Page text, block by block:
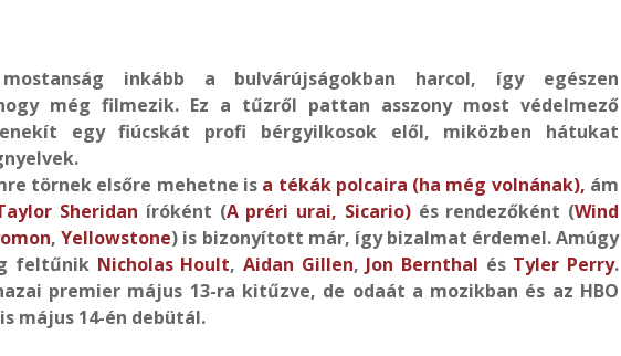
inkább a bulvárújságokban harcol, így egészen
még filmezik. Ez a tűzről pattan asszony most védelmező
egy fiúcskát profi bérgyilkosok elől, miközben hátukat
törnek elsőre mehetne is a tékák polcaira (ha még volnának), ám
Sheridan íróként (A préri urai, Sicario)és rendezőként (Wind
,Yellowstone) is bizonyított már, így bizalmat érdemel. Amúgy
feltűnik Nicholas Hoult,Aidan Gillen, Jon Bernthal és Tyler Perry.
premier május 13-ra kitűzve, de odaát a mozikban és az HBO
május 14-én debütál.